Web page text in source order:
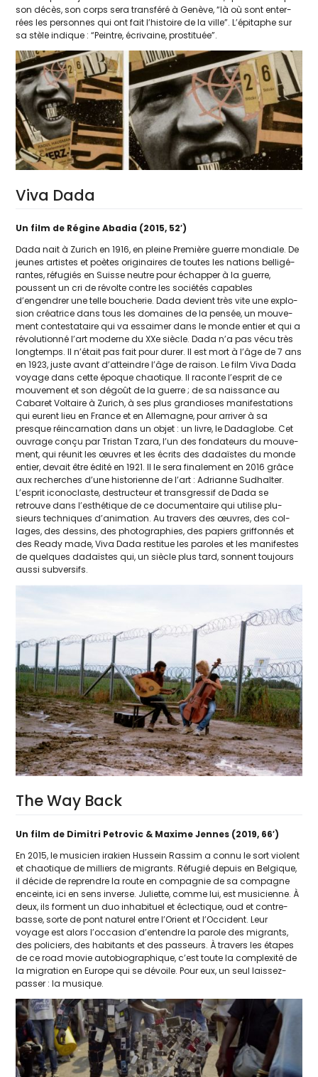
son décès, son corps sera trans­fé­ré à Genève, “là où sont enter­
rées les per­sonnes qui ont fait l’histoire de la ville”. L’épitaphe sur
sa stèle indique : “Peintre, écri­vaine, prostituée”.
Viva Dada
Un film de Régine Abadia (2015, 52′)
Dada nait à Zurich en 1916, en pleine Première guerre mon­diale. De
jeunes artistes et poètes ori­gi­naires de toutes les nations bel­li­gé­
rantes, réfu­giés en Suisse neutre pour échap­per à la guerre,
poussent un cri de révolte contre les socié­tés capables
d’engendrer une telle bou­che­rie. Dada devient très vite une explo­
sion créa­trice dans tous les domaines de la pen­sée, un mou­ve­
ment contes­ta­taire qui va essai­mer dans le monde entier et qui a
révo­lu­tion­né l’art moderne du XXe siècle. Dada n’a pas vécu très
long­temps. Il n’était pas fait pour durer. Il est mort à l’âge de 7 ans
en 1923, juste avant d’atteindre l’âge de rai­son. Le film Viva Dada
voyage dans cette époque chao­tique. Il raconte l’esprit de ce
mou­ve­ment et son dégoût de la guerre ; de sa nais­sance au
Cabaret Voltaire à Zurich, à ses plus gran­dioses mani­fes­ta­tions
qui eurent lieu en France et en Allemagne, pour arri­ver à sa
presque réin­car­na­tion dans un objet : un livre, le Dadaglobe. Cet
ouvrage conçu par Tristan Tzara, l’un des fon­da­teurs du mou­ve­
ment, qui réunit les œuvres et les écrits des dadaïstes du monde
entier, devait être édi­té en 1921. Il le sera fina­le­ment en 2016 grâce
aux recherches d’une his­to­rienne de l’art : Adrianne Sudhalter.
L’esprit ico­no­claste, des­truc­teur et trans­gres­sif de Dada se
retrouve dans l’es­thé­tique de ce docu­men­taire qui uti­lise plu­
sieurs tech­niques d’animation. Au tra­vers des œuvres, des col­
lages, des des­sins, des pho­to­gra­phies, des papiers grif­fon­nés et
des Ready made, Viva Dada res­ti­tue les paroles et les mani­festes
de quelques dadaïstes qui, un siècle plus tard, sonnent tou­jours
aus­si subversifs.
The Way Back
Un film de Dimitri Petrovic & Maxime Jennes (2019, 66′)
En 2015, le musi­cien ira­kien Hussein Rassim a connu le sort violent
et chao­tique de mil­liers de migrants. Réfugié depuis en Belgique,
il décide de reprendre la route en com­pa­gnie de sa com­pagne
enceinte, ici en sens inverse. Juliette, comme lui, est musi­cienne. À
deux, ils forment un duo inha­bi­tuel et éclec­tique, oud et contre­
basse, sorte de pont natu­rel entre l’Orient et l’Occident. Leur
voyage est alors l’occasion d’entendre la parole des migrants,
des poli­ciers, des habi­tants et des pas­seurs. À tra­vers les étapes
de ce road movie auto­bio­gra­phique, c’est toute la com­plexi­té de
la migra­tion en Europe qui se dévoile. Pour eux, un seul lais­sez-
pas­ser : la musique.